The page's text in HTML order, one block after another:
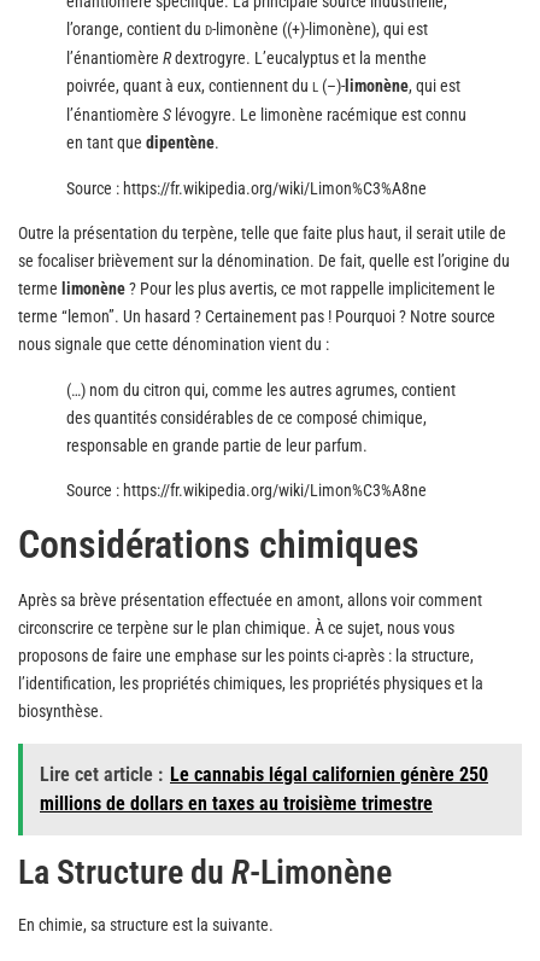
l’orange, contient du D-limonène ((+)-limonène), qui est
l’énantiomère Rdextrogyre. L’eucalyptus et la menthe
poivrée, quant à eux, contiennent du L (–)-limonène, qui est
l’énantiomère S lévogyre. Le limonène racémique est connu
en tant que dipentène.
Source : https://fr.wikipedia.org/wiki/Limon%C3%A8ne
Outre la présentation du terpène, telle que faite plus haut, il serait utile de
se focaliser brièvement sur la dénomination. De fait, quelle est l’origine du
terme limonène? Pour les plus avertis, ce mot rappelle implicitement le
terme “lemon”. Un hasard ? Certainement pas ! Pourquoi ? Notre source
nous signale que cette dénomination vient du :
(…) nom du citron qui, comme les autres agrumes, contient
des quantités considérables de ce composé chimique,
responsable en grande partie de leur parfum.
Source : https://fr.wikipedia.org/wiki/Limon%C3%A8ne
Considérations chimiques
Après sa brève présentation effectuée en amont, allons voir comment
circonscrire ce terpène sur le plan chimique. À ce sujet, nous vous
proposons de faire une emphase sur les points ci-après : la structure,
l’identification, les propriétés chimiques, les propriétés physiques et la
biosynthèse.
Lire cet article : Le cannabis légal californien génère 250
millions de dollars en taxes au troisième trimestre
La Structure du R-Limonène
En chimie, sa structure est la suivante.